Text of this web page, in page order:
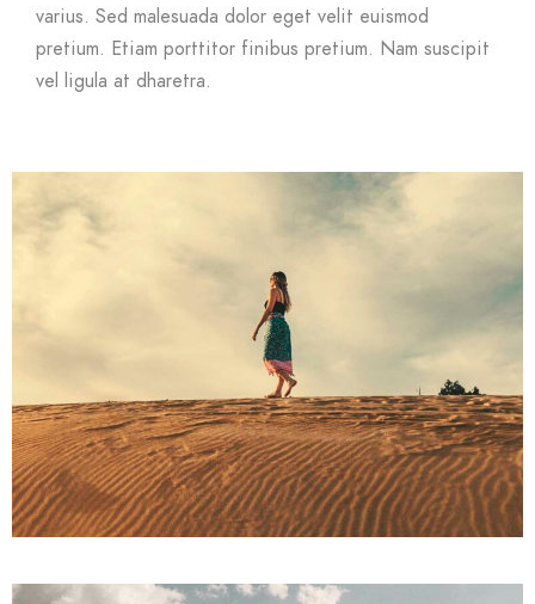
varius. Sed malesuada dolor eget velit euismod
pretium. Etiam porttitor finibus pretium. Nam suscipit
vel ligula at dharetra.